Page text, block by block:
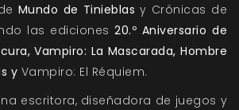
Mundo de Tinieblas y Crónicas de
las ediciones20.º Aniversario de
Vampiro: La Mascarada, Hombre
y Vampiro: El Réquiem.
escritora, diseñadora de juegos y